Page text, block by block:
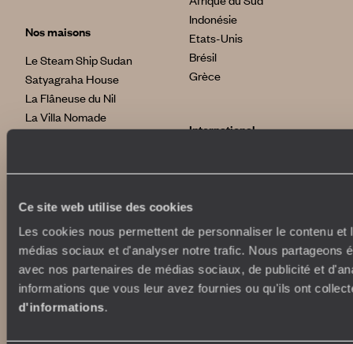
Ce site web utilise des cookies
Les cookies nous permettent de personnaliser le contenu
médias sociaux et d'analyser notre trafic. Nous partageons
avec nos partenaires de médias sociaux, de publicité et
informations que vous leur avez fournies ou qu'ils ont
d'informations.
Nos maisons
Le Steam Ship Sudan
Satyagraha House
La Flâneuse du Nil
La Villa Nomade
Indonésie
Etats-Unis
Brésil
Grèce
International
voyageursdumonde.be
voyageursdumonde.ca
voyageursdumonde.com
originaltravel.co.uk
originaldiving.com
extraordinaryjourneys.com